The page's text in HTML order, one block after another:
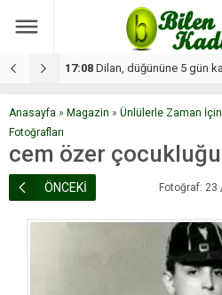
17:08 Dilan, düğününe 5 gün
Anasayfa » Magazin » Ünlülerle Zaman
Fotoğrafları
cem özer çocukluğu
ÖNCEKİ Fotoğraf: 23